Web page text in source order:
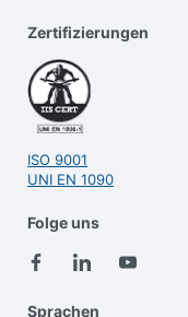
Zertifizierungen
ISO 9001
UNI EN 1090
Folge uns
Sprachen